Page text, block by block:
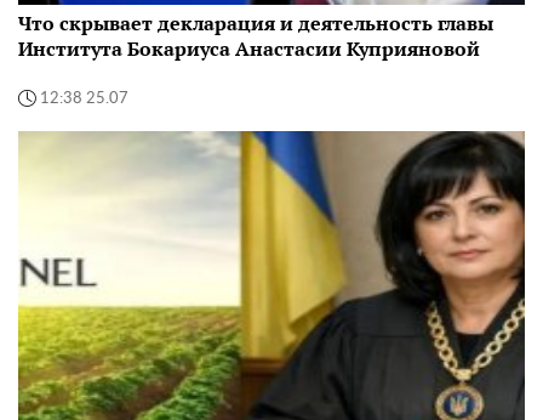
Что скрывает декларация и деятельность главы
Института Бокариуса Анастасии Куприяновой
12:38 25.07